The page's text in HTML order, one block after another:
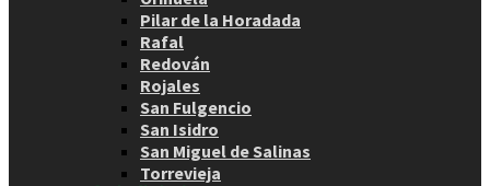
Pilar de la Horadada
Rafal
Redován
Rojales
San Fulgencio
San Isidro
San Miguel de Salinas
Torrevieja